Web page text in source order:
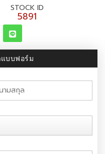
STOCK ID
5891
บบฟอร์ม